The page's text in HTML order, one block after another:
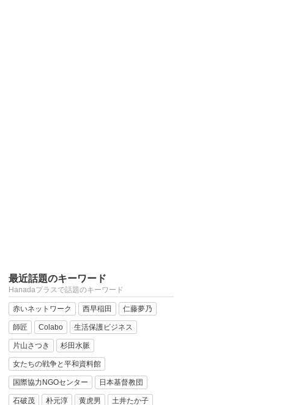
最近話題のキーワード
Hanadaプラスで話題のキーワード
赤いネットワーク 西早稲田 仁藤夢乃
師匠 Colabo 生活保護ビジネス
片山さつき 杉田水脈
女たちの戦争と平和資料館
国際協力NGOセンター 日本基督教団
石破茂 朴元淳 黄虎男 土井たか子